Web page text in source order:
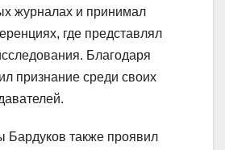
журналах и принимал
где представлял
Благодаря
признание среди своих
Бардуков также проявил